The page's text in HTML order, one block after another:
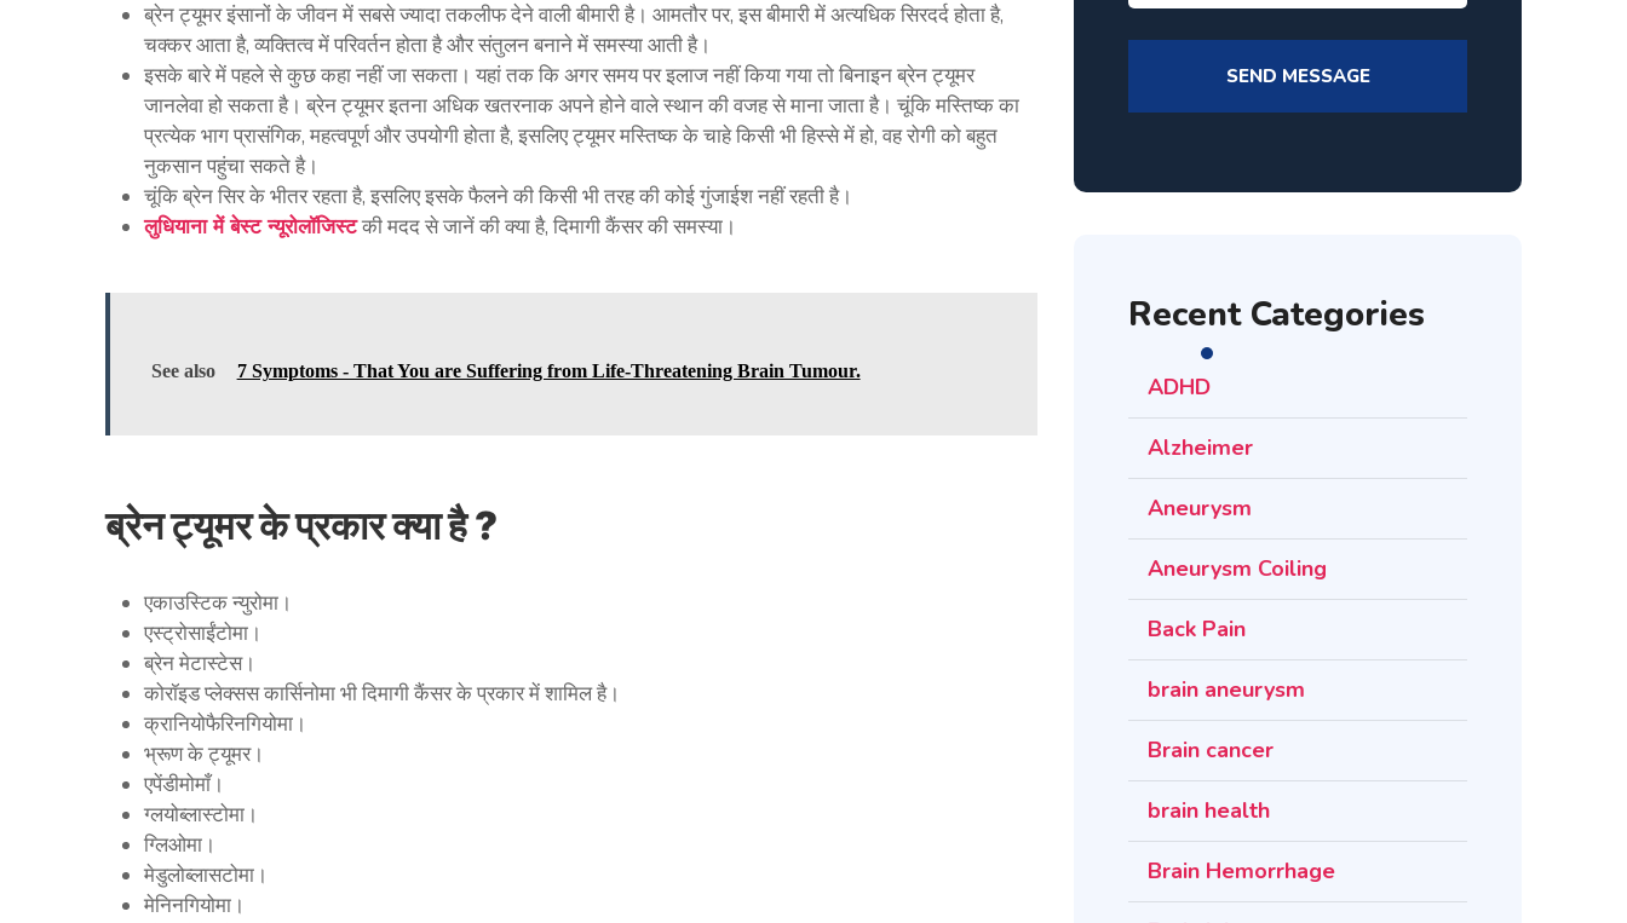
ब्रेन ट्यूमर इंसानों के जीवन में सबसे ज्यादा तकलीफ देने वाली बीमारी है। आमतौर पर, इस बीमारी में अत्यधिक सिरदर्द होता है,
चक्कर आता है, व्यक्तित्व में परिवर्तन होता है और संतुलन बनाने में समस्या आती है।
इसके बारे में पहले से कुछ कहा नहीं जा सकता। यहां तक कि अगर समय पर इलाज नहीं किया गया तो बिनाइन ब्रेन ट्यूमर
जानलेवा हो सकता है। ब्रेन ट्यूमर इतना अधिक खतरनाक अपने होने वाले स्थान की वजह से माना जाता है। चूंकि मस्तिष्क का
प्रत्येक भाग प्रासंगिक, महत्वपूर्ण और उपयोगी होता है, इसलिए ट्यूमर मस्तिष्क के चाहे किसी भी हिस्से में हो, वह रोगी को बहुत
नुकसान पहुंचा सकते है।
चूंकि ब्रेन सिर के भीतर रहता है, इसलिए इसके फैलने की किसी भी तरह की कोई गुंजाईश नहीं रहती है।
लुधियाना में बेस्ट न्यूरोलॉजिस्टकी मदद से जानें की क्या है, दिमागी कैंसर की समस्या।
See also 7 Symptoms - That You are Suffering from Life-Threatening Brain Tumour.
ब्रेन ट्यूमर के प्रकार क्या है ?
एकाउस्टिक न्युरोमा।
एस्ट्रोसाईंटोमा।
ब्रेन मेटास्टेस।
कोरॉइड प्लेक्सस कार्सिनोमा भी दिमागी कैंसर के प्रकार में शामिल है।
क्रानियोफैरिनगियोमा।
भ्रूण के ट्यूमर।
एपेंडीमोमाँ।
ग्लयोब्लास्टोमा।
ग्लिओमा।
मेडुलोब्लासटोमा।
मेनिनगियोमा।
Recent Categories
ADHD
Alzheimer
Aneurysm
Aneurysm Coiling
Back Pain
brain aneurysm
Brain cancer
brain health
Brain Hemorrhage